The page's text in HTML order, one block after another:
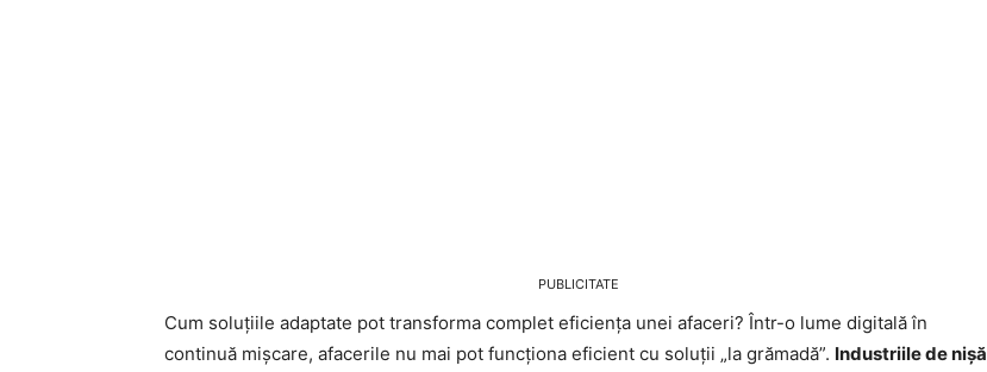
PUBLICITATE
Cum soluțiile adaptate pot transforma complet eficiența unei afaceri? Într-o lume digitală în
continuă mișcare, afacerile nu mai pot funcționa eficient cu soluții „la grămadă”. Industriile de nișă